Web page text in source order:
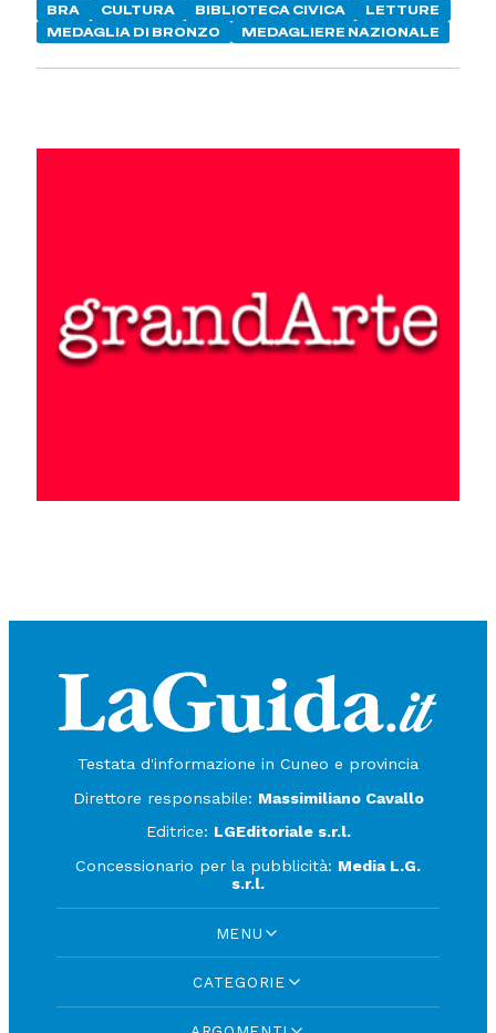
BRA CULTURA BIBLIOTECA CIVICA
LETTURE
MEDAGLIA DI BRONZO
MEDAGLIERE NAZIONALE
Testata d'informazione in Cuneo e provincia
Direttore responsabile: Massimiliano Cavallo
Editrice: LGEditoriale s.r.l.
Concessionario per la pubblicità: Media L.G.
s.r.l.
MENU
CATEGORIE